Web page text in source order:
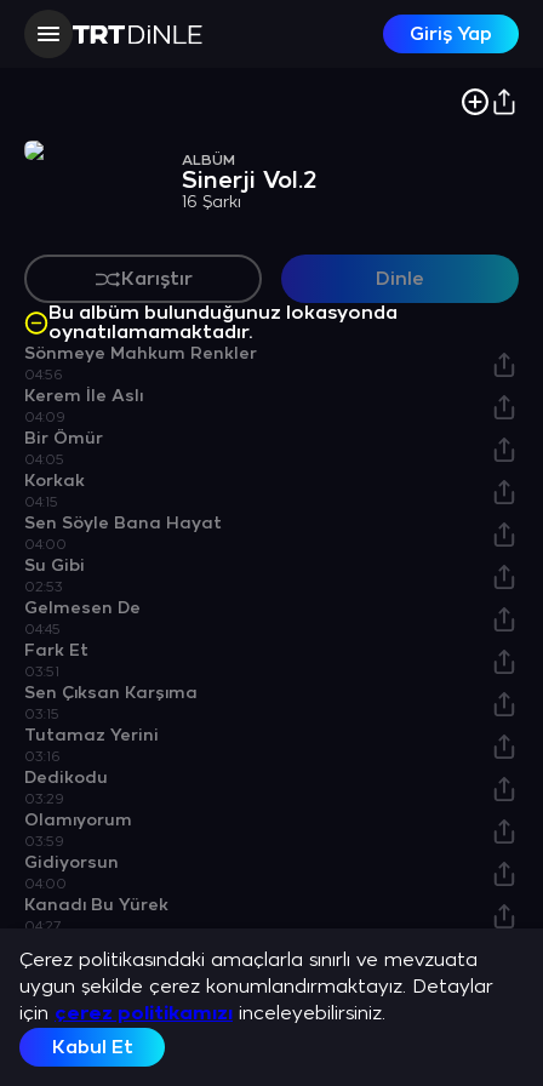
Giriş Yap
ALBÜM
Sinerji Vol.2
16 Şarkı
Karıştır
Dinle
Bu albüm bulunduğunuz lokasyonda
oynatılamamaktadır.
Sönmeye Mahkum Renkler
04:56
Kerem İle Aslı
04:09
Bir Ömür
04:05
Korkak
04:15
Sen Söyle Bana Hayat
04:00
Su Gibi
02:53
Gelmesen De
04:45
Fark Et
03:51
Sen Çıksan Karşıma
03:15
Tutamaz Yerini
03:16
Dedikodu
03:29
Olamıyorum
03:59
Gidiyorsun
04:00
Kanadı Bu Yürek
04:27
Özel Bir Neden
04:37
Bossa Night
04:40
Çerez politikasındaki amaçlarla sınırlı ve mevzuata
uygun şekilde çerez konumlandırmaktayız. Detaylar
için çerez politikamızı inceleyebilirsiniz.
Kabul Et